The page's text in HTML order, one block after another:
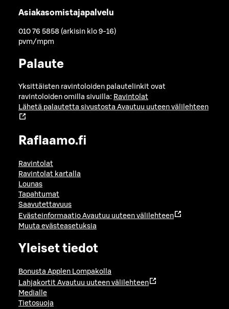
Asiakasomistajapalvelu
010 76 5858 (arkisin klo 9-16)
pvm/mpm
Palaute
Yksittäisten ravintoloiden palautelinkit ovat
ravintoloiden omilla sivuilla: Ravintolat
Lähetä palautetta sivustosta Avautuu uuteen välilehteen
Raflaamo.fi
Ravintolat
Ravintolat kartalla
Lounas
Tapahtumat
Saavutettavuus
Evästeinformaatio Avautuu uuteen välilehteen
Muuta evästeasetuksia
Yleiset tiedot
Bonusta Applen Lompakolla
Lahjakortit Avautuu uuteen välilehteen
Medialle
Tietosuoja